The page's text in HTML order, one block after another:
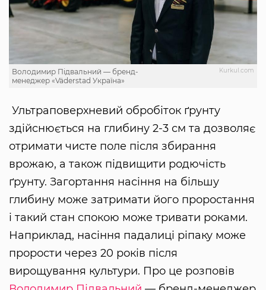
Kurkul.com
Володимир Підвальний — бренд-
менеджер «Väderstad Україна»
Ультраповерхневий обробіток ґрунту
здійснюється на глибину 2-3 см та дозволяє
отримати чисте поле після збирання
врожаю, а також підвищити родючість
ґрунту. Загортання насіння на більшу
глибину може затримати його проростання
і такий стан спокою може тривати роками.
Наприклад, насіння падалиці ріпаку може
прорости через 20 років після
вирощування культури. Про це розповів